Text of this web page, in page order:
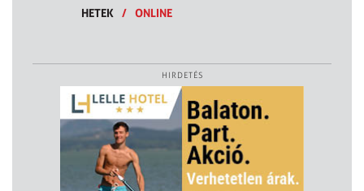
HETEK / ONLINE
HIRDETÉS